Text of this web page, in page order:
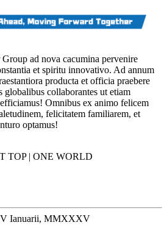
ad nova cacumina pervenire
et spiritu innovativo. Ad annum
producta et officia praebere
globalibus collaborantes ut etiam
Omnibus ex animo felicem
felicitatem familiarem, et
optamus!
TOP | ONE WORLD
Ianuarii, MMXXXV